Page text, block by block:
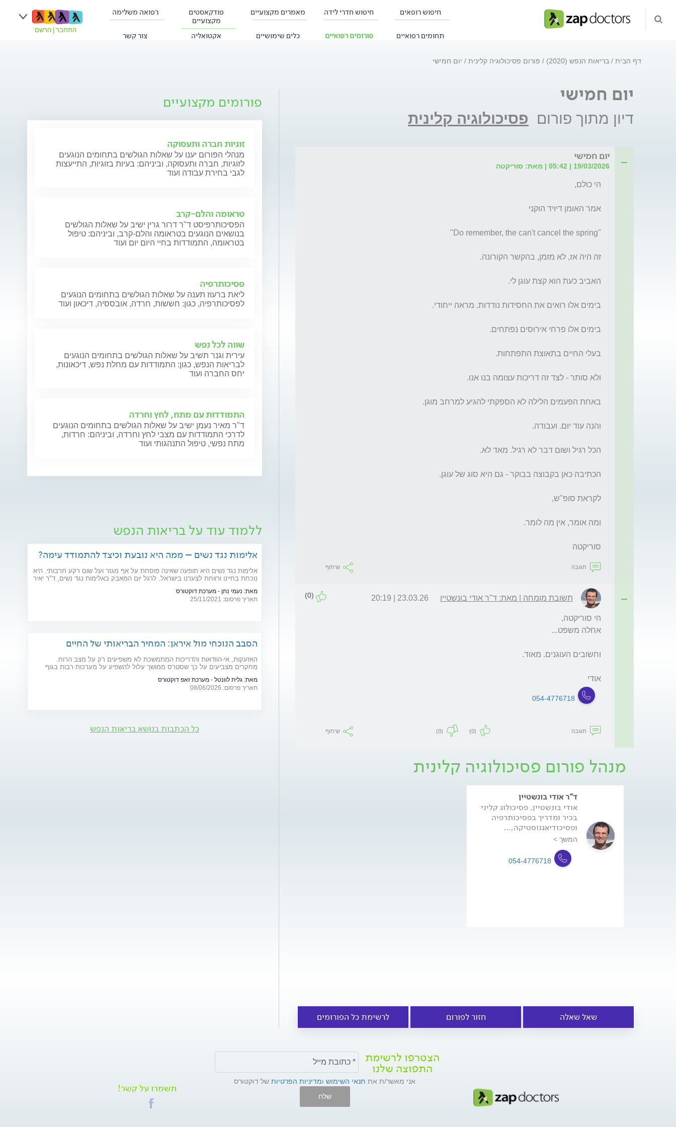
חיפוש רופאים חיפוש חדרי לידה מאמרים מקצועיים
פודקאסטים
מקצועיים
רפואה משלימה
תחומים רפואיים פורומים רפואיים כלים שימושיים אקטואליה צור קשר
התחבר הרשם
דף הבית בריאות הנפש (2020) פורום פסיכולוגיה קלינית יום חמישי
יום חמישי
דיון מתוך פורום פסיכולוגיה קלינית
יום חמישי
19/03/2026 | 05:42 | מאת: סוריקטה
סוריקטה
תגובה שיתוף
תשובת מומחה | מאת: ד"ר אודי בונשטיין 23.03.26 | 20:19
(0)
אודי
054-4776718
תגובה (0)
(0) שיתוף
מנהל פורום פסיכולוגיה קלינית
ד"ר אודי בונשטיין
אודי בונשטיין, פסיכולוג קליני
בכיר ומדריך בפסיכותרפיה
ופסיכודיאגנוסטיקה,...
המשך >
054-4776718
שאל שאלה חזור לפורום לרשימת כל הפורומים
פורומים מקצועיים
זוגיות חברה ותעסוקה
מנהלי הפורום יענו על שאלות הגולשים בתחומים הנוגעים
לזוגיות, חברה ותעסוקה, וביניהם: בעיות בזוגיות, התייעצות
לגבי בחירת עבודה ועוד
טראומה והלם-קרב
הפסיכותרפיסט ד"ר דרור גרין ישיב על שאלות הגולשים
בנושאים הנוגעים בטראומה והלם-קרב, וביניהם: טיפול
בטראומה, התמודדות בחיי היום יום ועוד
פסיכותרפיה
ליאת ברעוז תענה על שאלות הגולשים בתחומים הנוגעים
לפסיכותרפיה, כגון: חששות, חרדה, אובססיה, דיכאון ועוד
שווה לכל נפש
עירית וגנר תשיב על שאלות הגולשים בתחומים הנוגעים
לבריאות הנפש, כגון: התמודדות עם מחלת נפש, דיכאונות,
יחס החברה ועוד
התמודדות עם מתח, לחץ וחרדה
ד"ר מאיר נעמן ישיב על שאלות הגולשים בתחומים הנוגעים
לדרכי התמודדות עם מצבי לחץ וחרדה, וביניהם: חרדות,
מתח נפשי, טיפול התנהגותי ועוד
ללמוד עוד על בריאות הנפש
אלימות נגד נשים – ממה היא נובעת וכיצד להתמודד עימה?
אלימות נגד נשים היא תופעה שאינה פוסחת על אף מגזר ועל שום רקע תרבותי. היא
נוכחת בחיינו ורווחת לצערנו בישראל. לרגל יום המאבק באלימות נגד נשים, ד"ר יאיר
מדברים אלימות", מסביר את הגורמים לה
מאת: נעמי נתן - מערכת דוקטורס
תאריך פרסום: 25/11/2021
הסבב הנוכחי מול איראן: המחיר הבריאותי של החיים
האזעקות, אי-הוודאות והדריכות המתמשכת לא משפיעים רק על מצב הרוח.
מחקרים מצביעים על כך שסטרס ממושך עלול להשפיע על מערכות רבות בגוף
להתגבר בתקופות של מתיחות ביטחונית ומה ניתן לעשות כדי לשמור על הבריאות
שלנו?
מאת: גלית לוונטל - מערכת זאפ דוקטורס
תאריך פרסום: 08/06/2026
כל הכתבות בנושא בריאות הנפש
הצטרפו לרשימת
התפוצה שלנו
אני מאשר/ת את תנאי השימוש ומדיניות הפרטיות של דוקטורס
שלח
תשמרו על קשר!